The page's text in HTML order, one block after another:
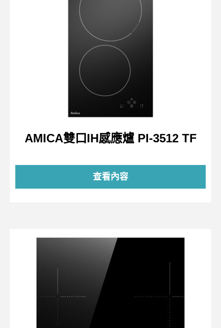
AMICA雙口IH感應爐 PI-3512 TF
查看內容